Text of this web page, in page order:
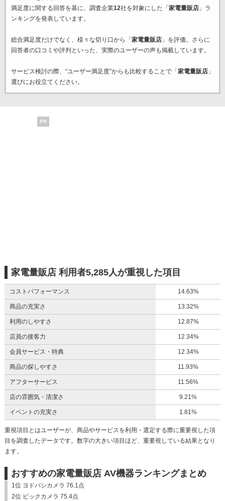
満足度に関する回答を基に、調査企業12社を対象にした「 家電量販店」ラ
ンキングを発表しています。
総合満足度だけでなく、様々な切り口から「 家電量販店」を評価。さらに
回答者の口コミや評判といった、実際のユーザーの声も掲載しています。
サービス検討の際、“ユーザー満足度”からも比較することで「 家電量販店」
選びにお役立てください。
PR
家電量販店 利用者5,285人が重視した項目
コストパフォーマンス 14.63%
商品の充実さ 13.32%
利用のしやすさ 12.87%
店員の接客力 12.34%
会員サービス・特典 12.34%
商品の探しやすさ 11.93%
アフターサービス 11.56%
店の雰囲気・清潔さ 9.21%
イベントの充実さ 1.81%
重視項目とはユーザーが、商品やサービスを利用・選定する際に重要視した項
目を調査したデータです。数字の大きい項目ほど、重要視している結果となり
ます。
おすすめの家電量販店 AV機器ランキングまとめ
1位 ヨドバシカメラ 76.1点
2位 ビックカメラ 75.4点